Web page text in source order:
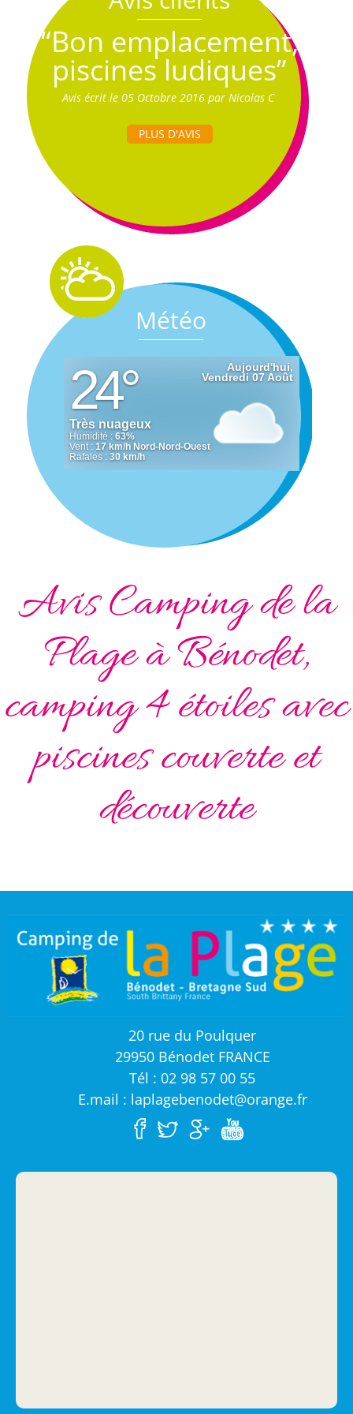
“Bon emplacement,
piscines ludiques”
Avis écrit le 05 Octobre 2016 par Nicolas C
PLUS D'AVIS
Météo
Avis Camping de la
Plage à Bénodet,
camping 4 étoiles avec
piscines couverte et
découverte
20 rue du Poulquer
29950 Bénodet FRANCE
Tél : 02 98 57 00 55
E.mail : laplagebenodet@orange.fr